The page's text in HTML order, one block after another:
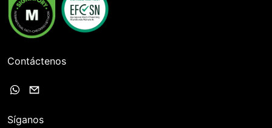
Contáctenos
Síganos